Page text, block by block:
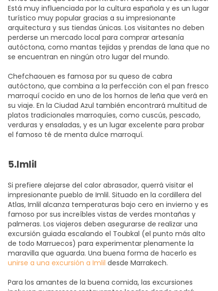
Está muy influenciada por la cultura española y es un lugar
turístico muy popular gracias a su impresionante
arquitectura y sus tiendas únicas. Los visitantes no deben
perderse un mercado local para comprar artesanía
autóctona, como mantas tejidas y prendas de lana que no
se encuentran en ningún otro lugar del mundo.
Chefchaouen es famosa por su queso de cabra
autóctono, que combina a la perfección con el pan fresco
marroquí cocido en uno de los hornos de leña que verá en
su viaje. En la Ciudad Azul también encontrará multitud de
platos tradicionales marroquíes, como cuscús, pescado,
verduras y ensaladas, y es un lugar excelente para probar
el famoso té de menta dulce marroquí.
5.Imlil
Si prefiere alejarse del calor abrasador, querrá visitar el
impresionante pueblo de Imlil. Situado en la cordillera del
Atlas, Imlil alcanza temperaturas bajo cero en invierno y es
famoso por sus increíbles vistas de verdes montañas y
palmeras. Los viajeros deben asegurarse de realizar una
excursión guiada escalando el Toubkal (el punto más alto
de todo Marruecos) para experimentar plenamente la
maravilla que aguarda. Una buena forma de hacerlo es
unirse a una excursión a Imlil desde Marrakech.
Para los amantes de la buena comida, las excursiones